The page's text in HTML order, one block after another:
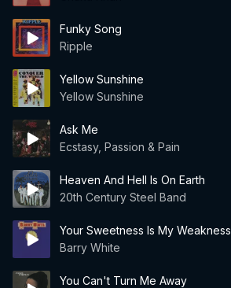
Funky Song
Ripple
Yellow Sunshine
Yellow Sunshine
Ask Me
Ecstasy, Passion & Pain
Heaven And Hell Is On Earth
20th Century Steel Band
Your Sweetness Is My Weakness
Barry White
You Can't Turn Me Away